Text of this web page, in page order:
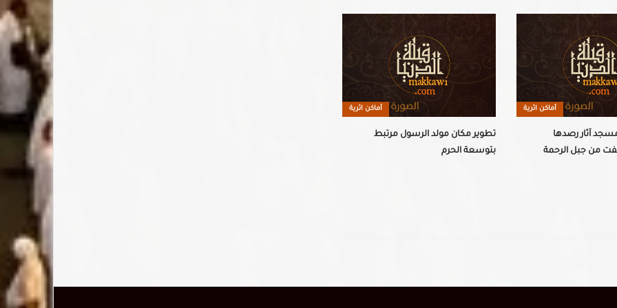
أماكن اثرية
الحمامات التركية في مكة المكرمة
أماكن اثرية
تطوير مكان مولد الرسول مرتبط
بتوسعة الحرم
أماكن اثرية
آثار رصدها
من جبل الرحمة